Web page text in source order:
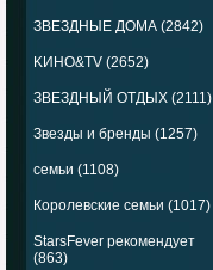
ЗВЕЗДНЫЕ ДОМА (2842)
KИНО&TV (2652)
ЗВЕЗДНЫЙ ОТДЫХ (2111)
Звезды и бренды (1257)
семьи (1108)
Королевские семьи (1017)
StarsFever рекомендует
(863)